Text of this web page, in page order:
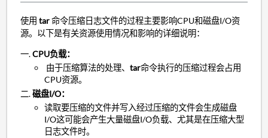
使用 tar命令压缩日志文件的过程主要影响CPU和磁盘I/O资
源。以下是有关资源使用情况和影响的详细说明：
CPU负载：
由于压缩算法的处理、tar命令执行的压缩过程会占用
CPU资源。
磁盘I/O：
读取要压缩的文件并写入经过压缩的文件会生成磁盘
I/O这可能会产生大量磁盘I/O负载、尤其是在压缩大型
日志文件时。